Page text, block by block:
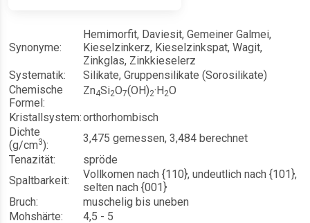
Synonyme:
Hemimorfit, Daviesit, Gemeiner Galmei,
Kieselzinkerz, Kieselzinkspat, Wagit,
Zinkglas, Zinkkieselerz
Systematik:
Silikate, Gruppensilikate (Sorosilikate)
Chemische
Formel:
Zn4Si2O7(OH)2·H 2O
Kristallsystem:orthorhombisch
Dichte
(g/cm3):
3,475 gemessen, 3,484 berechnet
Tenazität:
spröde
Spaltbarkeit:
Vollkomen nach {110}, undeutlich nach {101},
selten nach {001}
Bruch:
muschelig bis uneben
Mohshärte:
4,5 - 5